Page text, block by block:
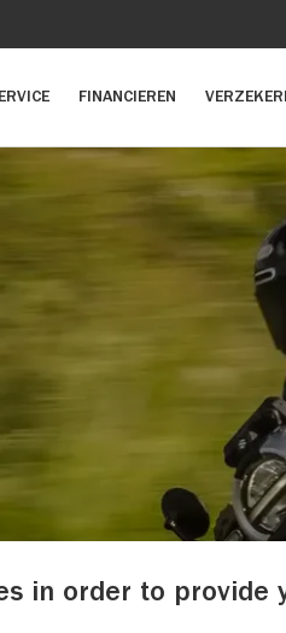
FINANCIEREN
in order to provide